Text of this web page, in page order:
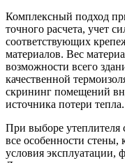
Комплексный подход
точного расчета, учет
соответствующих
материалов. Вес
возможности всего
качественной
скрининг помещений
источника потери тепла.
При выборе
все особенности стены,
условия эксплуатации,